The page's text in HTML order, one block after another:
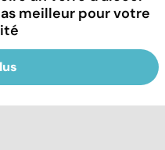
meilleur pour votre